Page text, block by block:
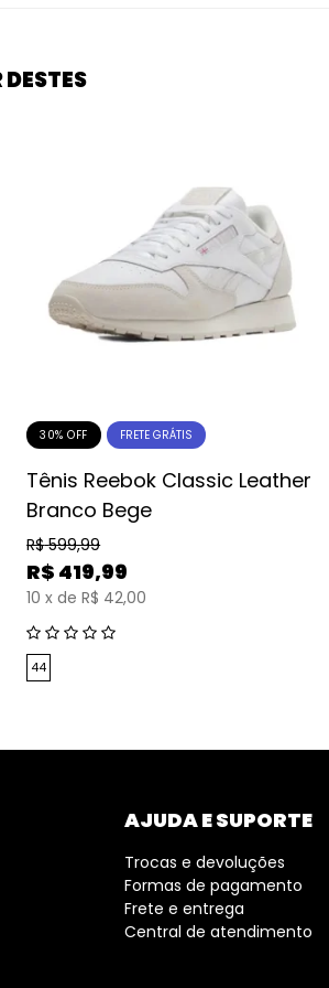
30% OFF FRETE GRÁTIS
Tênis Reebok Classic Leather
Branco Bege
R$ 599,99
R$ 419,99
10 x de R$ 42,00
44
AJUDA E SUPORTE
Trocas e devoluções
Formas de pagamento
Frete e entrega
Central de atendimento